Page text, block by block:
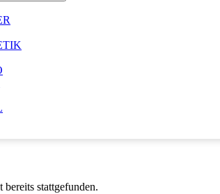
bereits stattgefunden.